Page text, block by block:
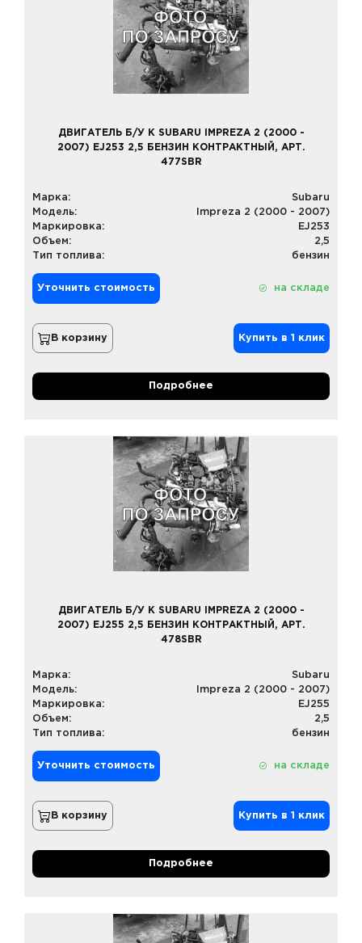
ДВИГАТЕЛЬ Б/У К SUBARU IMPREZA 2 (2000 -
2007) EJ253 2,5 БЕНЗИН КОНТРАКТНЫЙ, АРТ.
477SBR
Марка:
Subaru
Модель:
Impreza 2 (2000 - 2007)
Маркировка:
EJ253
Объем:
2,5
Тип топлива:
бензин
Уточнить стоимость на складе
В корзину Купить в 1 клик
Подробнее
ДВИГАТЕЛЬ Б/У К SUBARU IMPREZA 2 (2000 -
2007) EJ255 2,5 БЕНЗИН КОНТРАКТНЫЙ, АРТ.
478SBR
Марка:
Subaru
Модель:
Impreza 2 (2000 - 2007)
Маркировка:
EJ255
Объем:
2,5
Тип топлива:
бензин
Уточнить стоимость на складе
В корзину Купить в 1 клик
Подробнее